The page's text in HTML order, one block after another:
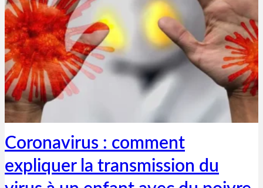
Thibaut Parent
25 mars 2020
Coronavirus : comment
expliquer la transmission du